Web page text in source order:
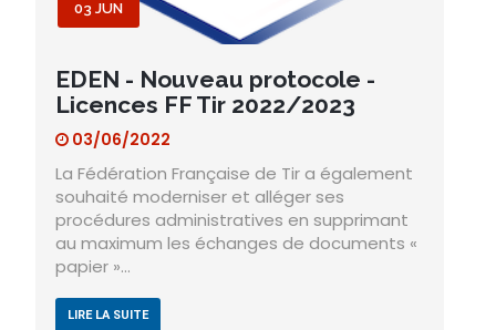
03 JUN
EDEN - Nouveau protocole -
Licences FF Tir 2022/2023
03/06/2022
La Fédération Française de Tir a également
souhaité moderniser et alléger ses
procédures administratives en supprimant
au maximum les échanges de documents «
papier »…
LIRE LA SUITE